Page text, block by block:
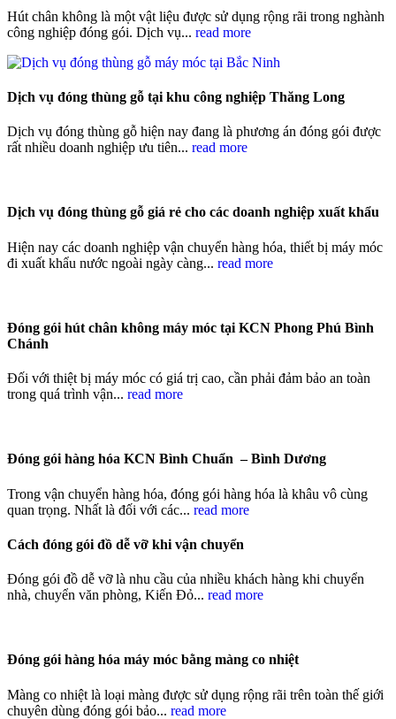
Hút chân không là một vật liệu được sử dụng rộng rãi trong nghành
công nghiệp đóng gói. Dịch vụ... read more
Dịch vụ đóng thùng gỗ tại khu công nghiệp Thăng Long
Dịch vụ đóng thùng gỗ hiện nay đang là phương án đóng gói được
rất nhiều doanh nghiệp ưu tiên... read more
Dịch vụ đóng thùng gỗ giá rẻ cho các doanh nghiệp xuất khẩu
Hiện nay các doanh nghiệp vận chuyển hàng hóa, thiết bị máy móc
đi xuất khẩu nước ngoài ngày càng... read more
Đóng gói hút chân không máy móc tại KCN Phong Phú Bình
Chánh
Đối với thiệt bị máy móc có giá trị cao, cần phải đảm bảo an toàn
trong quá trình vận... read more
Đóng gói hàng hóa KCN Bình Chuẩn – Bình Dương
Trong vận chuyển hàng hóa, đóng gói hàng hóa là khâu vô cùng
quan trọng. Nhất là đối với các... read more
Cách đóng gói đồ dễ vỡ khi vận chuyển
Đóng gói đồ dễ vỡ là nhu cầu của nhiều khách hàng khi chuyển
nhà, chuyển văn phòng, Kiến Đỏ... read more
Đóng gói hàng hóa máy móc bằng màng co nhiệt
Màng co nhiệt là loại màng được sử dụng rộng rãi trên toàn thế giới
chuyên dùng đóng gói bảo... read more